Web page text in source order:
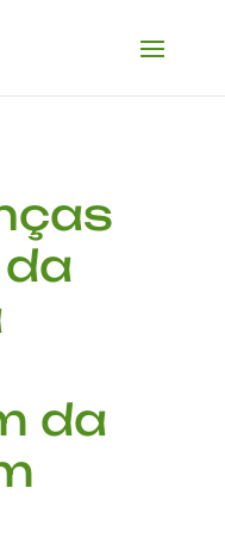
da